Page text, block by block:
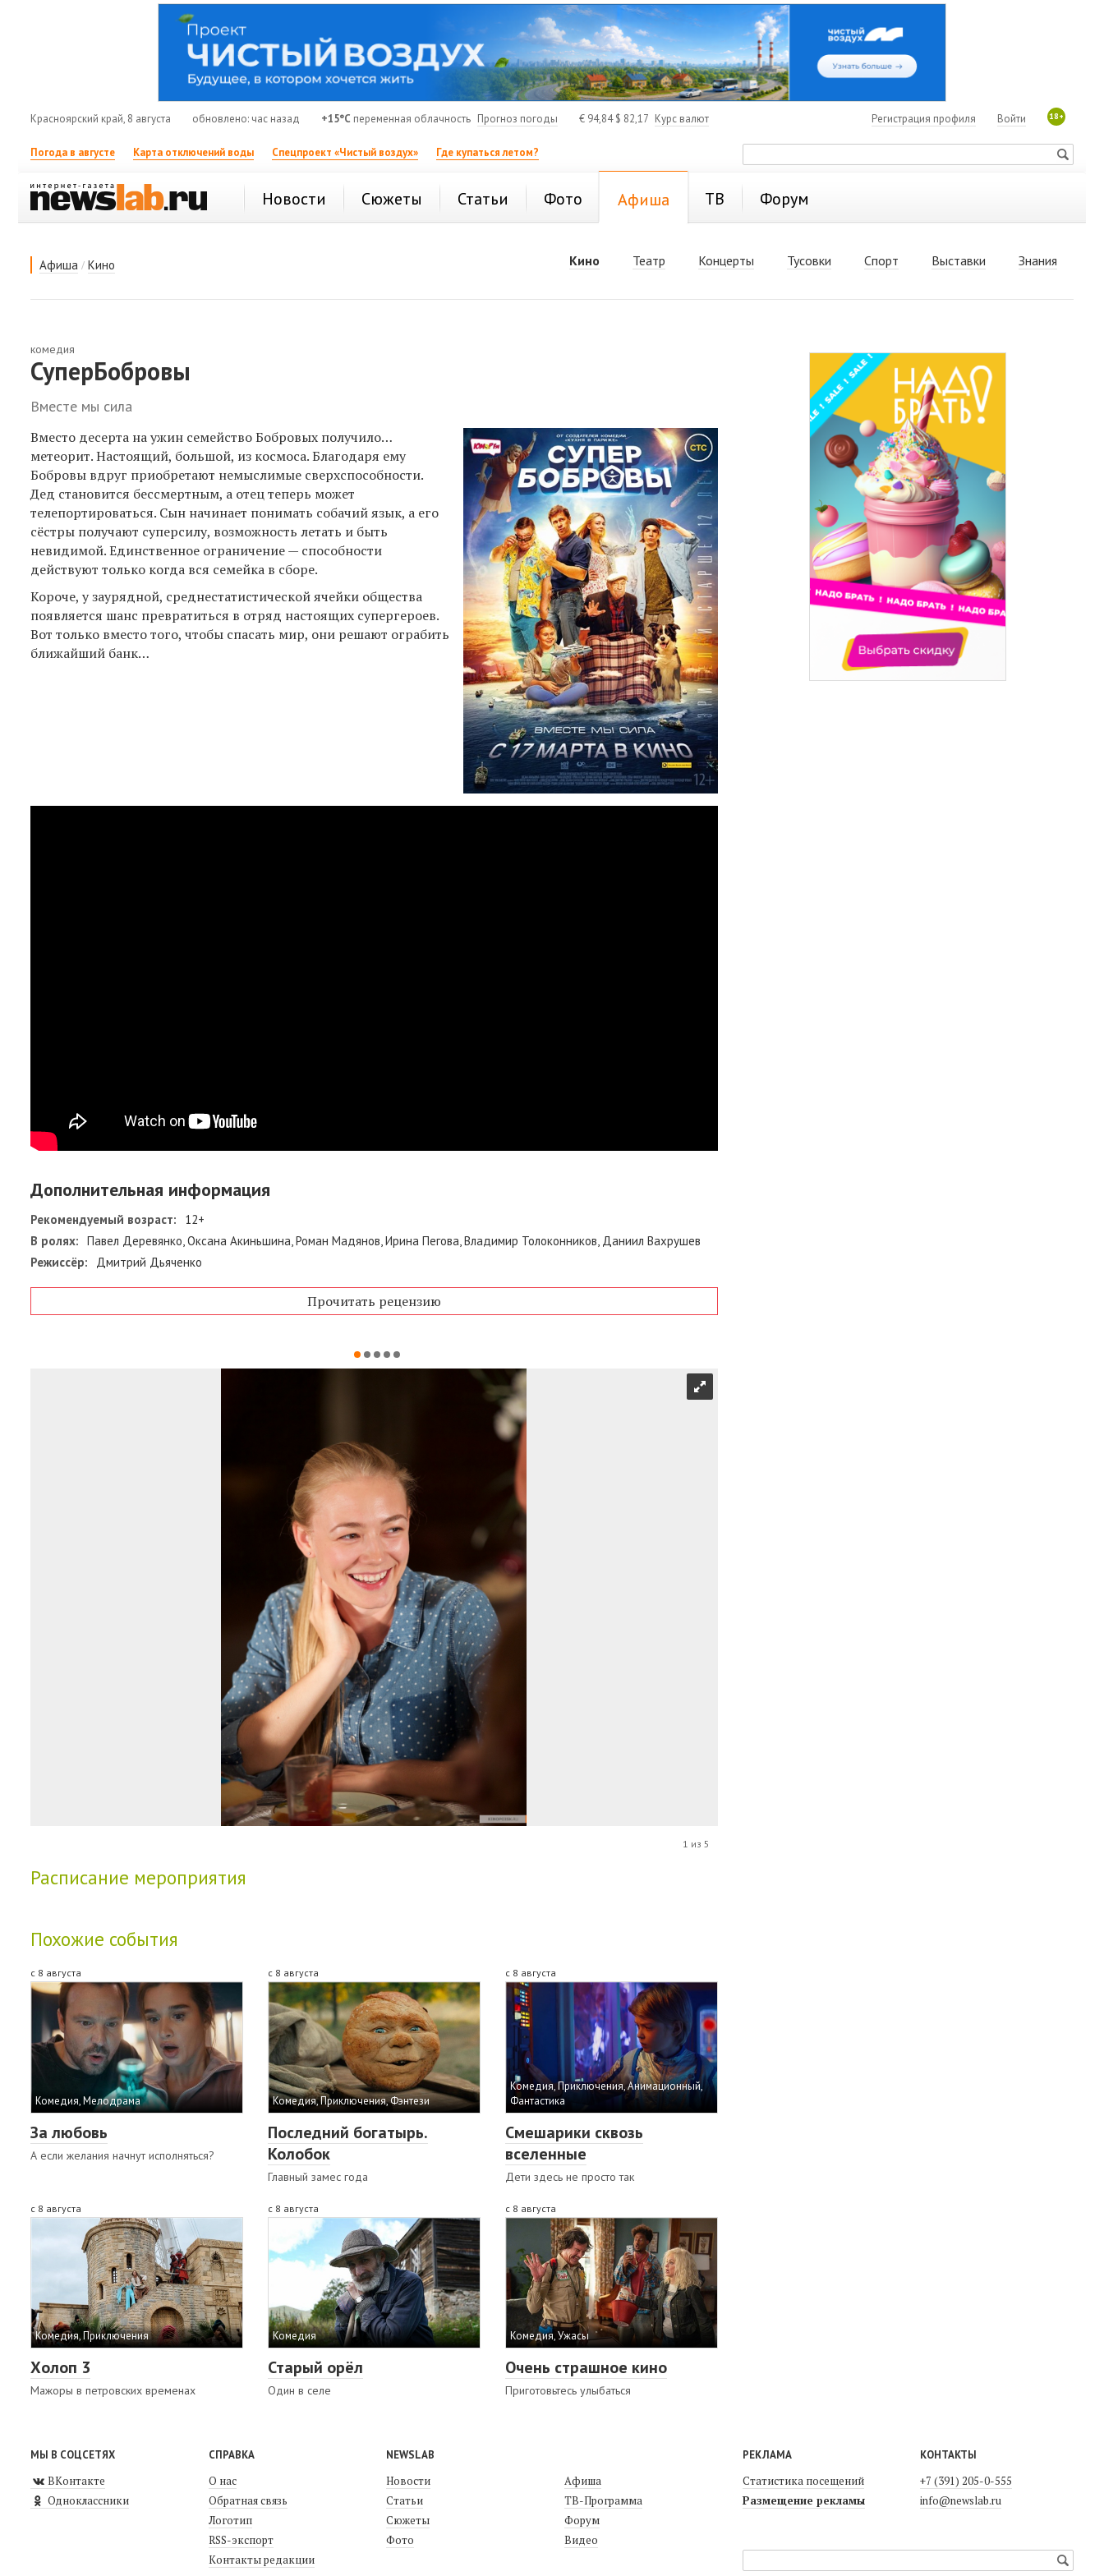
Красноярский край, 8 августа обновлено: час назад +15°C переменная облачность Прогноз погоды € 94,84$ 82,17 Курс валют 18+
Войти
Регистрация профиля
Погода в августе Карта отключений воды Спецпроект «Чистый воздух» Где купаться летом?
Новости Сюжеты Статьи Фото Афиша ТВ Форум
Афиша / Кино Кино Театр Концерты Тусовки Спорт Выставки Знания
комедия
СуперБобровы
Вместе мы сила
Вместо десерта на ужин семейство Бобровых получило…
метеорит. Настоящий, большой, из космоса. Благодаря ему
Бобровы вдруг приобретают немыслимые сверхспособности.
Дед становится бессмертным, а отец теперь может
телепортироваться. Сын начинает понимать собачий язык, а его
сёстры получают суперсилу, возможность летать и быть
невидимой. Единственное ограничение — способности
действуют только когда вся семейка в сборе.
Короче, у заурядной, среднестатистической ячейки общества
появляется шанс превратиться в отряд настоящих супергероев.
Вот только вместо того, чтобы спасать мир, они решают ограбить
ближайший банк…
Дополнительная информация
Рекомендуемый возраст:
12+
В ролях: Павел Деревянко, Оксана Акиньшина, Роман Мадянов, Ирина Пегова, Владимир Толоконников, Даниил Вахрушев
Режиссёр:
Дмитрий Дьяченко
Прочитать рецензию
1 из 5
Расписание мероприятия
Похожие события
с 8 августа
Комедия, Мелодрама
За любовь
А если желания начнут исполняться?
с 8 августа
Комедия, Приключения, Фэнтези
Последний богатырь.
Колобок
Главный замес года
с 8 августа
Комедия, Приключения, Анимационный,
Фантастика
Смешарики сквозь
вселенные
Дети здесь не просто так
с 8 августа
Комедия, Приключения
Холоп 3
Мажоры в петровских временах
с 8 августа
Комедия
Старый орёл
Один в селе
с 8 августа
Комедия, Ужасы
Очень страшное кино
Приготовьтесь улыбаться
МЫ В СОЦСЕТЯХ
ВКонтакте
Одноклассники
СПРАВКА
О нас
Обратная связь
Логотип
RSS-экспорт
Контакты редакции
NEWSLAB
Новости
Статьи
Сюжеты
Фото
Афиша
ТВ-Программа
Форум
Видео
РЕКЛАМА
Статистика посещений
Размещение рекламы
КОНТАКТЫ
+7 (391) 205-0-555
info@newslab.ru